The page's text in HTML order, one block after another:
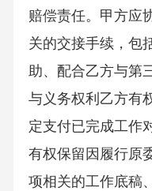
赔偿责任。甲方应
关的交接手续，包
助、配合乙方与第
与义务权利乙方有
定支付已完成工作
有权保留因履行原
项相关的工作底稿